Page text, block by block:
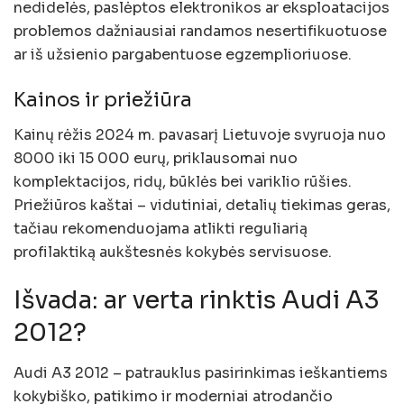
nedidelės, paslėptos elektronikos ar eksploatacijos
problemos dažniausiai randamos nesertifikuotuose
ar iš užsienio pargabentuose egzemplioriuose.
Kainos ir priežiūra
Kainų rėžis 2024 m. pavasarį Lietuvoje svyruoja nuo
8000 iki 15 000 eurų, priklausomai nuo
komplektacijos, ridų, būklės bei variklio rūšies.
Priežiūros kaštai – vidutiniai, detalių tiekimas geras,
tačiau rekomenduojama atlikti reguliarią
profilaktiką aukštesnės kokybės servisuose.
Išvada: ar verta rinktis Audi A3
2012?
Audi A3 2012 – patrauklus pasirinkimas ieškantiems
kokybiško, patikimo ir moderniai atrodančio